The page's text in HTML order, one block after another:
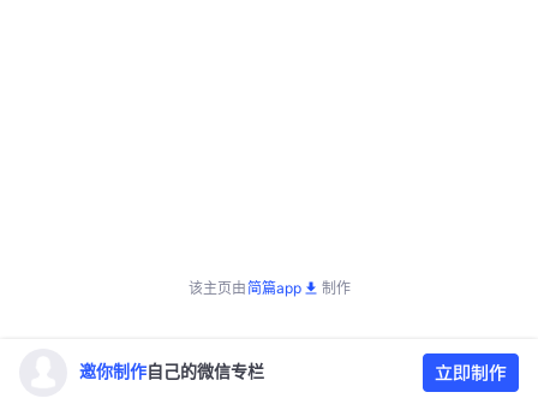
该主页由简篇app 制作
邀你制作 自己的微信专栏